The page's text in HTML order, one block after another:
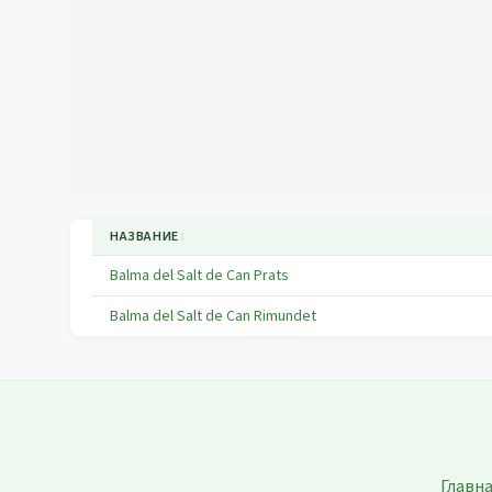
НАЗВАНИЕ↕
Balma del Salt de Can Prats
Balma del Salt de Can Rimundet